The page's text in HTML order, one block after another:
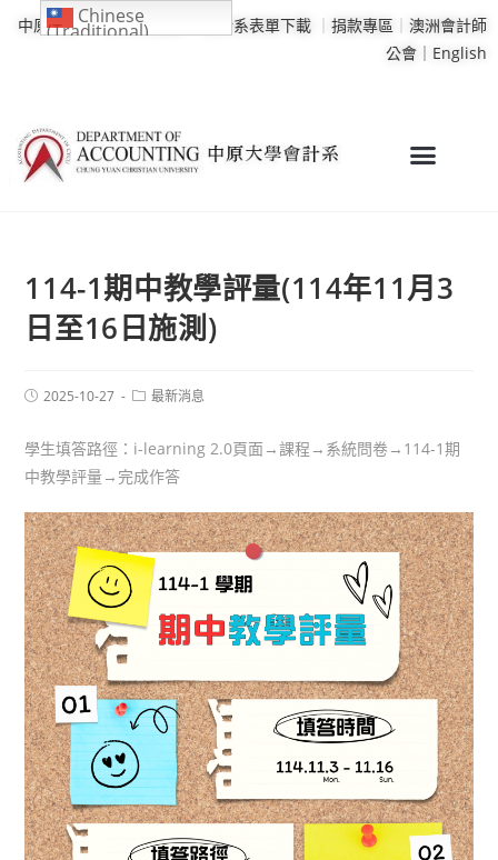
中原大學｜學校行事曆 會計系表單下載 ｜ 捐款專區 ｜ 澳洲會計師
公會｜ English
114-1期中教學評量(114年11月3
日至16日施測)
2025-10-27 最新消息
學生填答路徑：i-learning 2.0頁面→課程→系統問卷→114-1期
中教學評量→完成作答
Chinese
(Traditional)